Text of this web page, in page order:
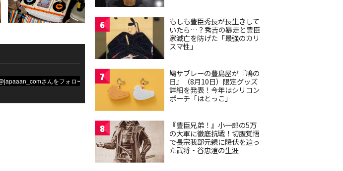
6
もしも豊臣秀長が長生きして
いたら…？秀吉の暴走と豊臣
家滅亡を防げた「最強のカリ
スマ性」
7
鳩サブレーの豊島屋が『鳩の
日』（8月10日）限定グッズ
詳細を発表！今年はシリコン
ポーチ「はとっこ」
8
『豊臣兄弟！』小一郎の5万
の大軍に徹底抗戦！切腹覚悟
で長宗我部元親に降伏を迫っ
た武将・谷忠澄の生涯